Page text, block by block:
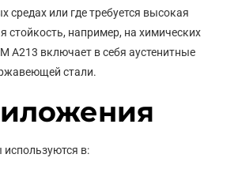
средах или где требуется высокая
стойкость, например, на химических
A213 включает в себя аустенитные
стали.
в: